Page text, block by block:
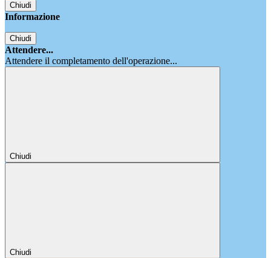
Chiudi
Informazione
Chiudi
Attendere...
Attendere il completamento dell'operazione...
Chiudi
Chiudi